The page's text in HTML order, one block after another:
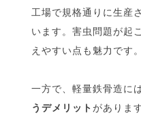
工場で規格通りに生産
います。害虫問題が起
えやすい点も魅力です。
一方で、軽量鉄骨造に
うデメリットがありま